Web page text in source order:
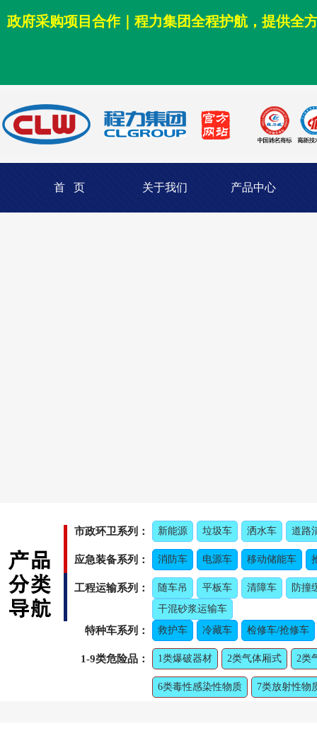
政府采购项目合作｜程力集团全程护航，提供全
首 页 关于我们 产品中心
市政环卫系列： 新能源 垃圾车 洒水车 道路
应急装备系列： 消防车 电源车 移动储能车
工程运输系列： 随车吊 平板车 清障车
防撞
干混砂浆运输车
特种车系列： 救护车 冷藏车 检修车/抢修车
1-9类危险品： 1类爆破器材 2类气体厢式 2类
6类毒性感染性物质 7类放射性物